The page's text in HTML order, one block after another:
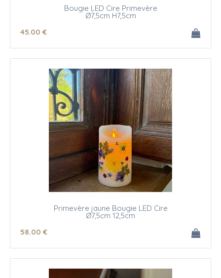
Bougie LED Cire Primevère
Ø7,5cm H7,5cm
45.00 €
Primevère jaune Bougie LED Cire
Ø7,5cm 12,5cm
58.00 €